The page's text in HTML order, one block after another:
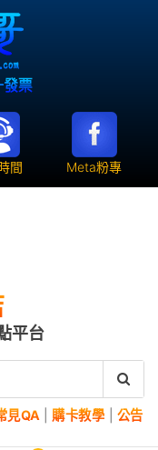
間 Meta粉專
平台
見QA 購卡教學 公告